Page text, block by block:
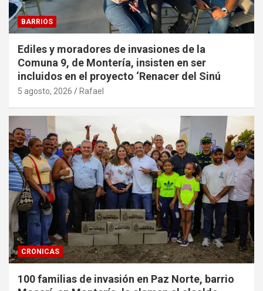
BARRIOS
Ediles y moradores de invasiones de la
Comuna 9, de Montería, insisten en ser
incluidos en el proyecto ‘Renacer del Sinú
5 agosto, 2026 Rafael
CRONICAS
100 familias de invasión en Paz Norte, barrio